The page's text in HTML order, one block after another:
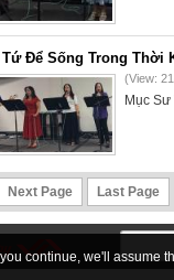
Để Sống Trong Thời
(View:
Mục
Next Page Last Page
continue, we'll assume